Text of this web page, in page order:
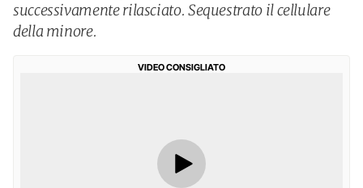
successivamente rilasciato. Sequestrato il cellulare
della minore.
VIDEO CONSIGLIATO